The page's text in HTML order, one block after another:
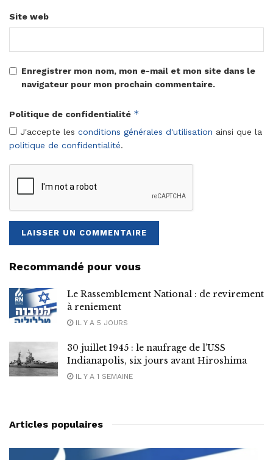
Site web
Enregistrer mon nom, mon e-mail et mon site dans le
navigateur pour mon prochain commentaire.
Politique de confidentialité *
J'accepte les conditions générales d'utilisation ainsi que la
politique de confidentialité.
Recommandé pour vous
Le Rassemblement National : de revirement
à reniement
IL Y A 5 JOURS
30 juillet 1945 : le naufrage de l’USS
Indianapolis, six jours avant Hiroshima
IL Y A 1 SEMAINE
Articles populaires